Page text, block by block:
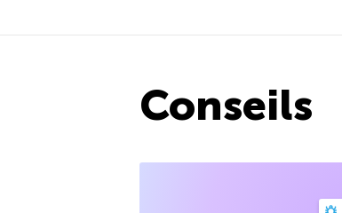
Conseils